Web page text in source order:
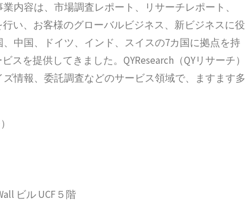
内容は、市場調査レポート、リサーチレポート、
い、お客様のグローバルビジネス、新ビジネスに役
中国、ドイツ、インド、スイスの7カ国に拠点を持
を提供してきました。QYResearch（QYリサーチ）
情報、委託調査などのサービス領域で、ますます多
ビル UCF５階